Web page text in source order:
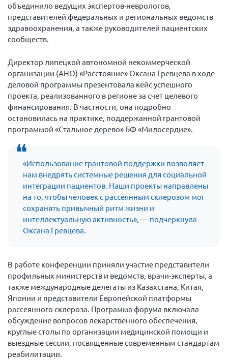
Вице-президент Цикорин И.В.
Вице-президент Груба Л.В.
Главный бухгалтер Жаворонкова Г.М.
Конференция ОООИБРС 2025
Экспертный совет ОООИБРС 2025
Конференция ОООИБРС 2024
Конференция ОООИБРС 2023
Конференция ОООИБРС 2022
Конференция ОООИБРС 2021
Конференция ВСЭ 2021
Конференция ОООИБРС 2020
Документы съездов
Первый съезд
Второй съезд
Четвертый съезд
Пятый съезд
Шестой съезд
ОФ «Фонд содействия больным рассеянным
склерозом»
Новости: Казахстан
объединило ведущих экспертов-неврологов,
представителей федеральных и региональных ведомств
здравоохранения, а также руководителей пациентских
сообществ.
Директор липецкой автономной некоммерческой
организации (АНО) «Расстояние» Оксана Гревцева в ходе
деловой программы презентовала кейс успешного
проекта, реализованного в регионе за счет целевого
финансирования. В частности, она подробно
остановилась на практике, поддержанной грантовой
программой «Стальное дерево» БФ «Милосердие».
«Использование грантовой поддержки позволяет
нам внедрять системные решения для социальной
интеграции пациентов. Наши проекты направлены
на то, чтобы человек с рассеянным склерозом мог
сохранять привычный ритм жизни и
интеллектуальную активность», — подчеркнула
Оксана Гревцева.
В работе конференции приняли участие представители
профильных министерств и ведомств, врачи-эксперты, а
также международные делегаты из Казахстана, Китая,
Японии и представители Европейской платформы
рассеянного склероза. Программа форума включала
обсуждение вопросов лекарственного обеспечения,
круглые столы по организации медицинской помощи и
выездные сессии, посвященные современным стандартам
реабилитации.